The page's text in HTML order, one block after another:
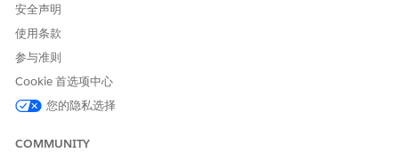
模型。以下是一些示例：
通过询问
计算字段。
通过询问“从每个商店平均收入计算字段的总和中
值”，更改计算字段。
通过询问"包含个案和
语义建模显示了将请求应用于语义模型的建议。当要求更改语义
安全声明
使用条款
参与准则
Cookie 首选项中心
您的隐私选择
COMMUNITY